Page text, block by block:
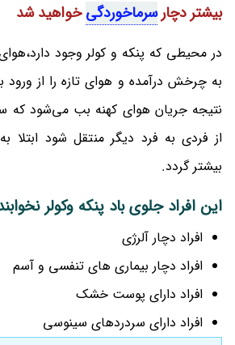
بیشتر دچارسرماخوردگیخواهید شد
در محیطی که پنکه و کولر وجود
به چرخش درآمده و هوای تازه را از ورود
نتیجه جریان هوای کهنه بب می‌شود که
از فردی به فرد دیگر منتقل شود ابتلا
بیشتر گردد.
این افراد جلوی باد پنکه وکولر
افراد دچار آلرژی
افراد دچار بیماری های تنفسی و آسم
افراد دارای پوست خشک
افراد دارای سردردهای سینوسی